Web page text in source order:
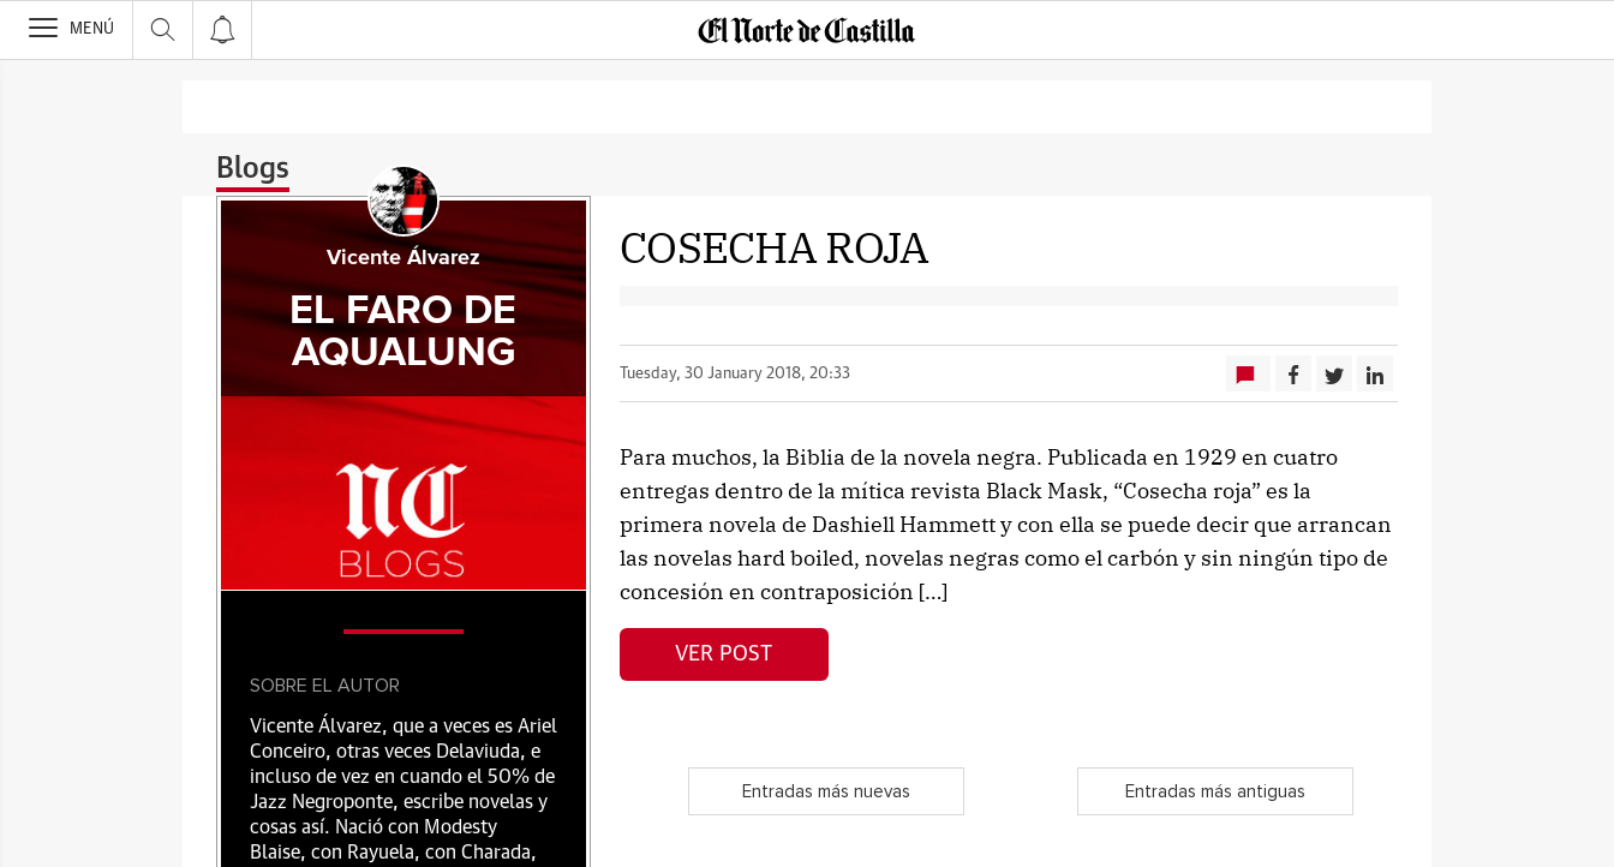
>
MENÚ
Blogs
COSECHA ROJA
Tuesday, 30 January 2018, 20:33
Para muchos, la Biblia de la novela negra. Publicada en 1929 en cuatro
entregas dentro de la mítica revista Black Mask, “Cosecha roja” es la
primera novela de Dashiell Hammett y con ella se puede decir que arrancan
las novelas hard boiled, novelas negras como el carbón y sin ningún tipo de
concesión en contraposición […]
VER POST
Entradas más nuevas Entradas más antiguas
Vicente Álvarez
EL FARO DE
AQUALUNG
SOBRE EL AUTOR
Vicente Álvarez, que a veces es Ariel
Conceiro, otras veces Delaviuda, e
incluso de vez en cuando el 50% de
Jazz Negroponte, escribe novelas y
cosas así. Nació con Modesty
Blaise, con Rayuela, con Charada,